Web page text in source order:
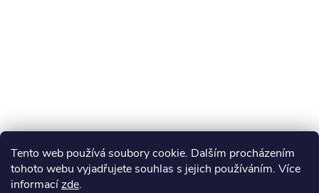
Tento web používá soubory cookie. Dalším procházením
tohoto webu vyjadřujete souhlas s jejich používáním. Více
informacízde.